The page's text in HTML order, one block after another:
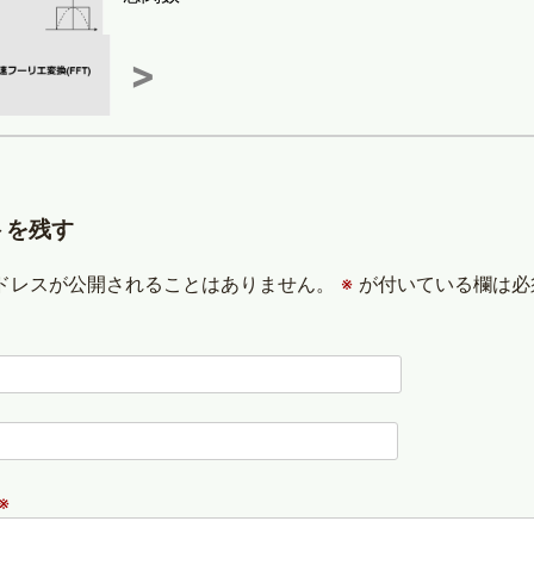
>
残す
レスが公開されることはありません。 ※ が付いている欄は